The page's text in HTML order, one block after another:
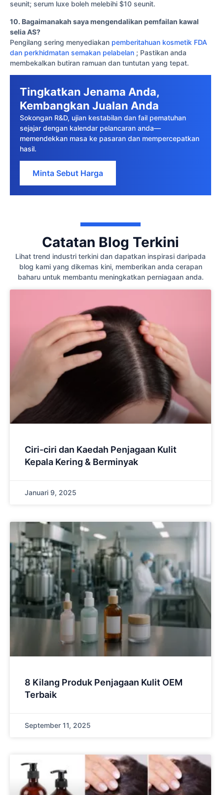
seunit; serum luxe boleh melebihi $10 seunit.
10. Bagaimanakah saya mengendalikan pemfailan kawal
selia AS?
Pengilang sering menyediakan pemberitahuan kosmetik FDA
dan perkhidmatan semakan pelabelan ; Pastikan anda
membekalkan butiran ramuan dan tuntutan yang tepat.
Tingkatkan Jenama Anda,
Kembangkan Jualan Anda
Sokongan R&D, ujian kestabilan dan fail pematuhan
sejajar dengan kalendar pelancaran anda—
memendekkan masa ke pasaran dan mempercepatkan
hasil.
Minta Sebut Harga
Catatan Blog Terkini
Lihat trend industri terkini dan dapatkan inspirasi daripada
blog kami yang dikemas kini, memberikan anda cerapan
baharu untuk membantu meningkatkan perniagaan anda.
Ciri-ciri dan Kaedah Penjagaan Kulit
Kepala Kering & Berminyak
Januari 9, 2025
8 Kilang Produk Penjagaan Kulit OEM
Terbaik
September 11, 2025